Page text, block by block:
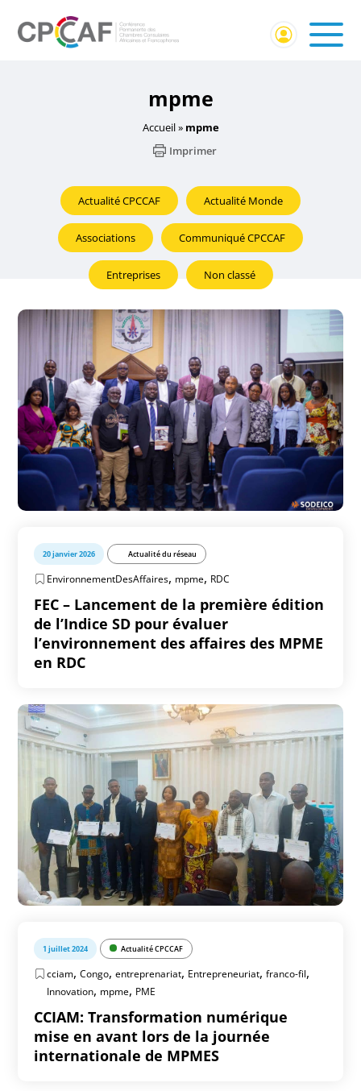
mpme
Accueil» mpme
Imprimer
Actualité CPCCAF Actualité Monde
Associations Communiqué CPCCAF
Entreprises Non classé
20 janvier 2026 Actualité du réseau
EnvironnementDesAffaires, mpme, RDC
FEC – Lancement de la première édition
de l’Indice SD pour évaluer
l’environnement des affaires des MPME
en RDC
1 juillet 2024 Actualité CPCCAF
cciam,Congo,entreprenariat, Entrepreneuriat,franco-fil,
Innovation, mpme, PME
CCIAM: Transformation numérique
mise en avant lors de la journée
internationale de MPMES